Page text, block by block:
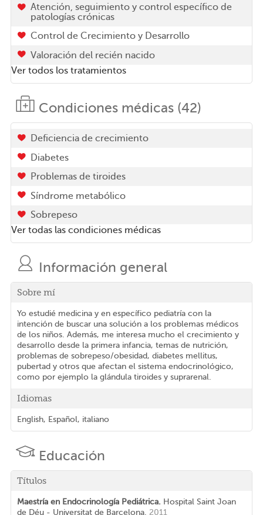
Atención, seguimiento y control específico de
patologías crónicas
Control de Crecimiento y Desarrollo
Valoración del recién nacido
Ver todos los tratamientos
Condiciones médicas (42)
Deficiencia de crecimiento
Diabetes
Problemas de tiroides
Síndrome metabólico
Sobrepeso
Ver todas las condiciones médicas
Información general
Sobre mí
Yo estudié medicina y en específico pediatría con la
intención de buscar una solución a los problemas médicos
de los niños. Además, me interesa mucho el crecimiento y
desarrollo desde la primera infancia, temas de nutrición,
problemas de sobrepeso/obesidad, diabetes mellitus,
pubertad y otros que afectan el sistema endocrinológico,
como por ejemplo la glándula tiroides y suprarenal.
Idiomas
English, Español, italiano
Educación
Títulos
Maestría en Endocrinología Pediátrica. Hospital Saint Joan
de Déu - Universitat de Barcelona. 2011